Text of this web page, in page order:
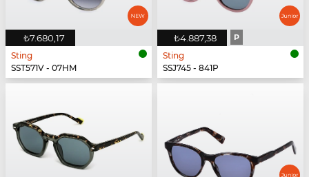
₺7.680,17
Sting
SST571V - 07HM
₺4.887,38 P
Sting
SSJ745 - 841P